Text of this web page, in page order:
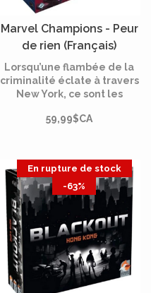
Marvel Champions - Peur
de rien (Français)
Lorsqu’une flambée de la
criminalité éclate à travers
New York, ce sont les
menacés. Soutenue par un
organisé a besoin de mains
expérimentées pour
vraiment s’y opposer.
59,99$CA
En rupture de stock
-63%